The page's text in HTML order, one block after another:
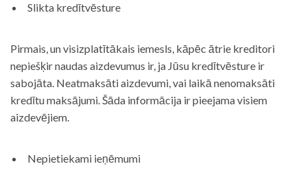
Slikta kredītvēsture
Pirmais, un visizplatītākais iemesls, kāpēc ātrie kreditori
nepiešķir naudas aizdevumus ir, ja Jūsu kredītvēsture ir
sabojāta. Neatmaksāti aizdevumi, vai laikā nenomaksāti
kredītu maksājumi. Šāda informācija ir pieejama visiem
aizdevējiem.
Nepietiekami ieņēmumi